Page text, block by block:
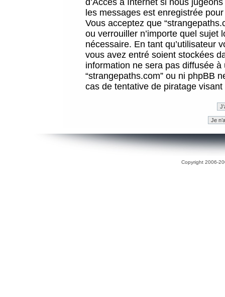
d’Accès à Internet si nous
les messages est enregistrée
Vous acceptez que
ou verrouiller n’importe quel sujet
nécessaire. En tant qu’utilisateur
vous avez entré soient stockées
information ne sera pas diffusée
“strangepaths.com” ou ni phpBB
cas de tentative de piratage
Copyright 2006-